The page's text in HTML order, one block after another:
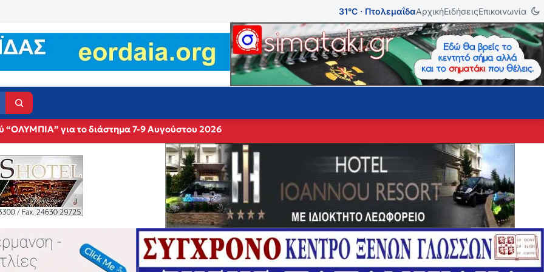
31°C · ΠτολεμαΐδαΑρχικήΕιδήσειςΕπικοινωνία
“ΟΛΥΜΠΙΑ” για το διάστημα 7-9 Αυγούστου 2026